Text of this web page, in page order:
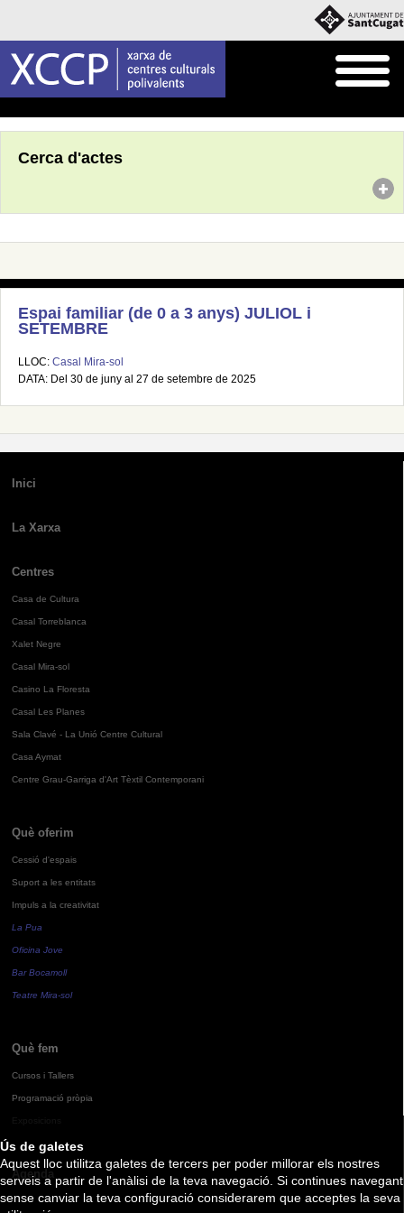
Ús de galetes
Aquest lloc utilitza galetes de tercers per poder millorar els nostres
serveis a partir de l'anàlisi de la teva navegació. Si continues navegant
sense canviar la teva configuració considerarem que acceptes la seva
Cerca d'actes
Espai familiar (de 0 a 3 anys) JULIOL i
SETEMBRE
LLOC: Casal Mira-sol
DATA: Del 30 de juny al 27 de setembre de 2025
Inici
La Xarxa
Centres
Casa de Cultura
Casal Torreblanca
Xalet Negre
Casal Mira-sol
Casino La Floresta
Casal Les Planes
Sala Clavé - La Unió Centre Cultural
Casa Aymat
Centre Grau-Garriga d'Art Tèxtil Contemporani
Què oferim
Cessió d'espais
Suport a les entitats
Impuls a la creativitat
La Pua
Oficina Jove
Bar Bocamoll
Teatre Mira-sol
Què fem
Cursos i Tallers
Programació pròpia
Agenda